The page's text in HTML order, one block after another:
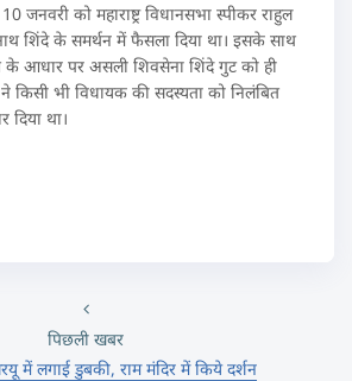
जनवरी को महाराष्ट्र विधानसभा स्पीकर राहुल
शिंदे के समर्थन में फैसला दिया था। इसके साथ
के आधार पर असली शिवसेना शिंदे गुट को ही
किसी भी विधायक की सदस्यता को निलंबित
था।
पिछली खबर
में लगाई डुबकी, राम मंदिर में किये दर्शन